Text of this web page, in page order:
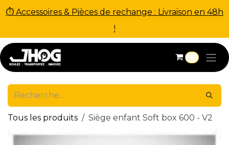
⏱ Accessoires & Pièces de rechange : Livraison en 48h
!
Se rendre au contenu
0
Tous les produits Siège enfant Soft box 600 - V2